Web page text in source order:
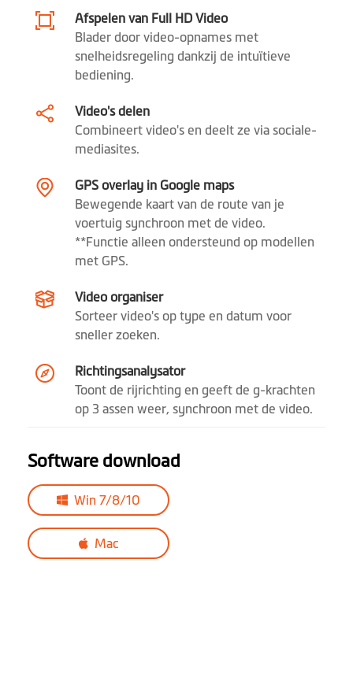
Desktop MiVue™ Manager
OTA-update
Afspelen van Full HD Video
Blader door video-opnames met
snelheidsregeling dankzij de intuïtieve
bediening.
Video's delen
Combineert video's en deelt ze via sociale-
mediasites.
GPS overlay in Google maps
Bewegende kaart van de route van je
voertuig synchroon met de video.
**Functie alleen ondersteund op modellen
met GPS.
Video organiser
Sorteer video's op type en datum voor
sneller zoeken.
Richtingsanalysator
Toont de rijrichting en geeft de g-krachten
op 3 assen weer, synchroon met de video.
Software download
Win 7/8/10
Mac